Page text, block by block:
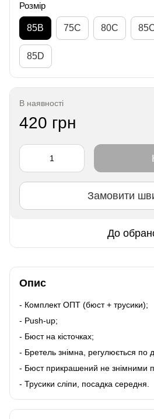
Розмір
85B 75C 80C
85D
В наявності
420 грн
Замовити
До
Опис
- Комплект ОПТ (бюст + трусики);
- Push-up;
- Бюст на кісточках;
- Бретель знімна, регулюється по
- Бюст прикрашений не знімними
- Трусики сліпи, посадка середня.